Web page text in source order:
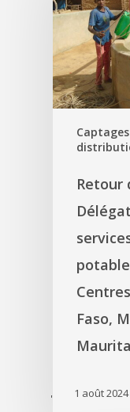
'
Retour
Faso,
1 août 2024